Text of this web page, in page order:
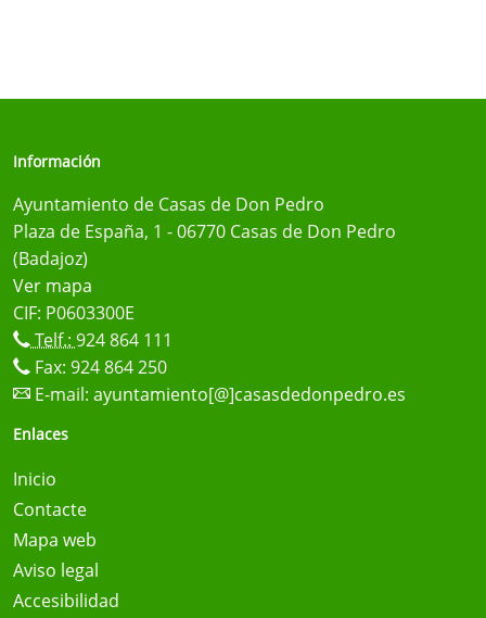
Información
Ayuntamiento de Casas de Don Pedro
Plaza de España, 1 - 06770 Casas de Don Pedro
(Badajoz)
Ver mapa
CIF: P0603300E
Telf.: 924 864 111
Fax: 924 864 250
E-mail: ayuntamiento[@]casasdedonpedro.es
Enlaces
Inicio
Contacte
Mapa web
Aviso legal
Accesibilidad